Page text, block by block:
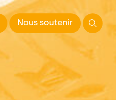
Nous soutenir